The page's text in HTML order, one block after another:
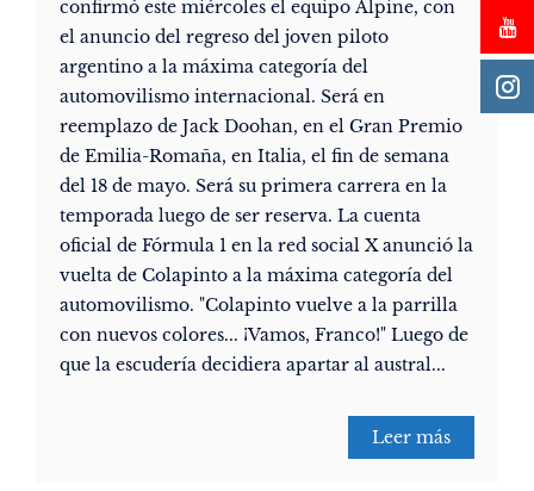
confirmó este miércoles el equipo Alpine, con
el anuncio del regreso del joven piloto
argentino a la máxima categoría del
automovilismo internacional. Será en
reemplazo de Jack Doohan, en el Gran Premio
de Emilia-Romaña, en Italia, el fin de semana
del 18 de mayo. Será su primera carrera en la
temporada luego de ser reserva. La cuenta
oficial de Fórmula 1 en la red social X anunció la
vuelta de Colapinto a la máxima categoría del
automovilismo. "Colapinto vuelve a la parrilla
con nuevos colores... ¡Vamos, Franco!" Luego de
que la escudería decidiera apartar al austral...
Leer más